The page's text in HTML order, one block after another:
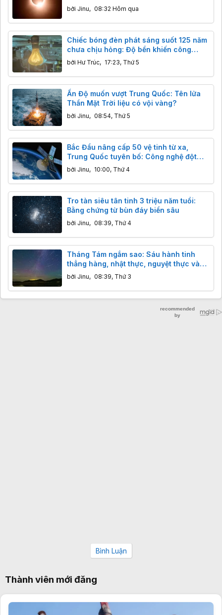
khuất gần 98%
bởi Jinu, 08:32 Hôm qua
Chiếc bóng đèn phát sáng suốt 125 năm
chưa chịu hỏng: Độ bền khiến công
nghệ hiện đại cũng phải ngả nón
bởi Hư Trúc, 17:23, Thứ 5
Ấn Độ muốn vượt Trung Quốc: Tên lửa
Thần Mặt Trời liệu có vội vàng?
bởi Jinu, 08:54, Thứ 5
Bắc Đẩu nâng cấp 50 vệ tinh từ xa,
Trung Quốc tuyên bố: Công nghệ đột
phá, độ chính xác centimet vượt trội
bởi Jinu, 10:00, Thứ 4
Tro tàn siêu tân tinh 3 triệu năm tuổi:
Bằng chứng từ bùn đáy biển sâu
bởi Jinu, 08:39, Thứ 4
Tháng Tám ngắm sao: Sáu hành tinh
thẳng hàng, nhật thực, nguyệt thực và
ngôi sao khổng lồ đáng sợ
bởi Jinu, 08:39, Thứ 3
Bình Luận
Thành viên mới đăng